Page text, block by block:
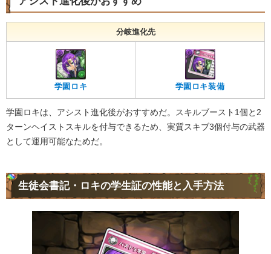
分岐進化先
学園ロキ 学園ロキ装備
学園ロキは、アシスト進化後がおすすめだ。スキルブースト1個と2
ターンヘイストスキルを付与できるため、実質スキブ3個付与の武器
として運用可能なためだ。
生徒会書記・ロキの学生証の性能と入手方法